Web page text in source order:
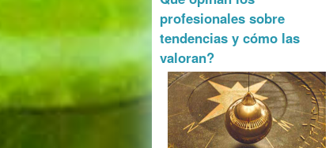
profesionales sobre
tendencias y cómo las
valoran?